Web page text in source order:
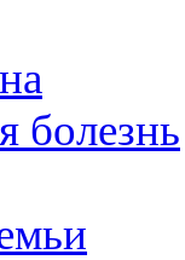
болезнь